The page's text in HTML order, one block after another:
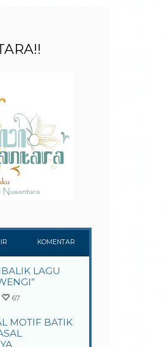
KOMENTAR
LAGU
67
MOTIF BATIK